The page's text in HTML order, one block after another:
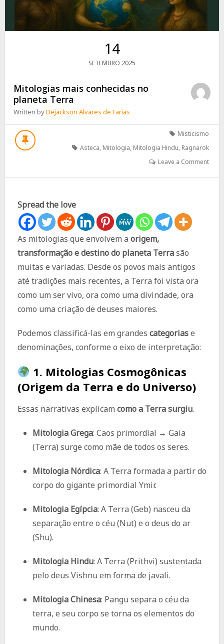
14
SETEMBRO 2025
Mitologias mais conhecidas no
planeta Terra
Written byDejackson Alvares de Farias
Misticismo
Asteca, Mitologia, Mitologia Hindu, Ragnarok
Leave a Comment
Spread the love
As mitologias que envolvem a origem,
transformação e destino do planeta Terrasão
muitas e variadas. Desde os povos mais antigos
até tradições mais recentes, a Terra foi vista ora
como um ser vivo, ora como uma divindade, ora
como uma criação de deuses maiores.
Podemos classificá-las em grandes categoriase
denominações, conforme o eixo de interpretação:
1. Mitologias Cosmogônicas
(Origem da Terra e do Universo)
Essas narrativas explicam como a Terra surgiu.
Mitologia Grega: Caos primordial → Gaia
(Terra) surge como mãe de todos os seres.
Mitologia Nórdica: A Terra formada a partir do
corpo do gigante primordial Ymir.
Mitologia Egípcia: A Terra (Geb) nasceu da
separação entre o céu (Nut) e o deus do ar
(Shu).
Mitologia Hindu: A Terra (Prithvi) sustentada
pelo deus Vishnu em forma de javali.
Mitologia Chinesa: Pangu separa o céu da
terra, e seu corpo se torna os elementos do
mundo.